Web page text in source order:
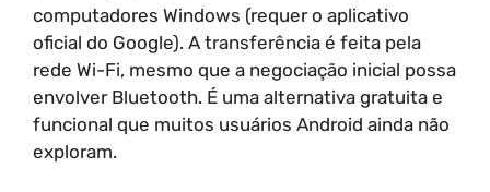
computadores Windows (requer o aplicativo
oficial do Google). A transferência é feita pela
rede Wi-Fi, mesmo que a negociação inicial possa
envolver Bluetooth. É uma alternativa gratuita e
funcional que muitos usuários Android ainda não
exploram.